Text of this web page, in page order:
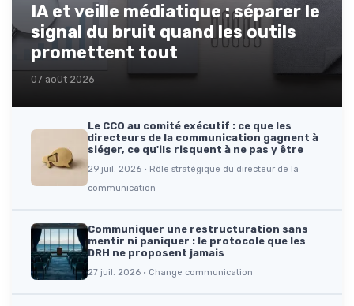
IA et veille médiatique : séparer le
signal du bruit quand les outils
promettent tout
07 août 2026
Le CCO au comité exécutif : ce que les
directeurs de la communication gagnent à
siéger, ce qu'ils risquent à ne pas y être
29 juil. 2026 · Rôle stratégique du directeur de la
communication
Communiquer une restructuration sans
mentir ni paniquer : le protocole que les
DRH ne proposent jamais
27 juil. 2026 · Change communication